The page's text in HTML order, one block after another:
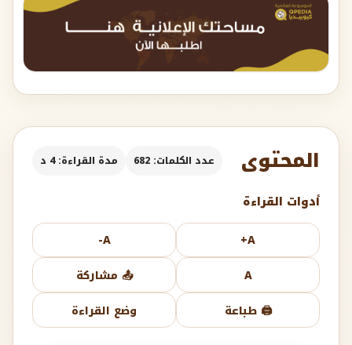
المحتوى عدد الكلمات: 682 مدة القراءة: 4 د
أدوات القراءة
A+
A-
A
📤 مشاركة
🖨️ طباعة
وضع القراءة